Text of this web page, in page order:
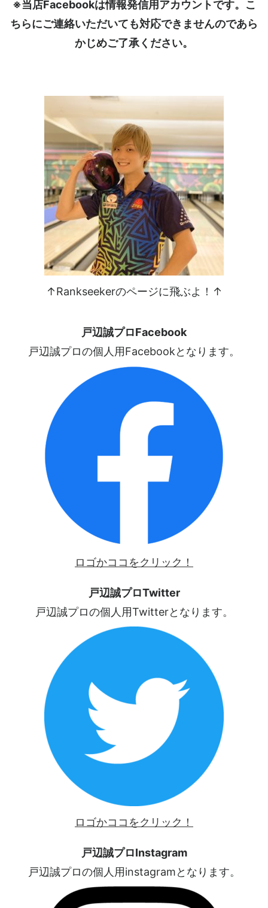
※当店Facebookは情報発信用アカウントです。こ
ちらにご連絡いただいても対応できませんのであら
かじめご了承ください。
↑Rankseekerのページに飛ぶよ！↑
戸辺誠プロFacebook
戸辺誠プロの個人用Facebookとなります。
ロゴかココをクリック！
戸辺誠プロTwitter
戸辺誠プロの個人用Twitterとなります。
ロゴかココをクリック！
戸辺誠プロInstagram
戸辺誠プロの個人用instagramとなります。